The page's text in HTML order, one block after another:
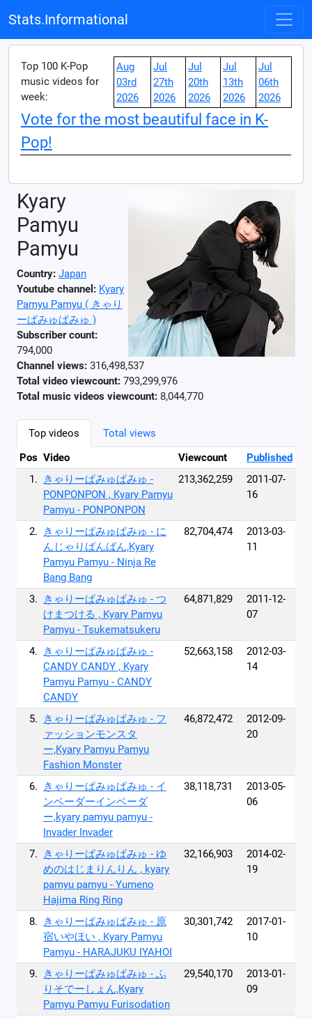
Stats.Informational
Top 100 K-Pop
music videos for
week:
Aug
03rd
2026
Jul
27th
2026
Jul
20th
2026
Jul
13th
2026
Jul
06th
2026
Vote for the most beautiful face in K-
Pop!
Kyary
Pamyu
Pamyu
Country: Japan
Youtube channel: Kyary
Pamyu Pamyu ( きゃり
ーぱみゅぱみゅ )
Subscriber count:
794,000
Channel views: 316,498,537
Total video viewcount: 793,299,976
Total music videos viewcount: 8,044,770
Top videos
Total views
Pos Video Viewcount
Published
1.
きゃりーぱみゅぱみゅ -
PONPONPON , Kyary Pamyu
Pamyu - PONPONPON
213,362,259
2011-07-
16
2.
きゃりーぱみゅぱみゅ - に
んじゃりばんばん,Kyary
Pamyu Pamyu - Ninja Re
Bang Bang
82,704,474
2013-03-
11
3.
きゃりーぱみゅぱみゅ - つ
けまつける , Kyary Pamyu
Pamyu - Tsukematsukeru
64,871,829
2011-12-
07
4.
きゃりーぱみゅぱみゅ -
CANDY CANDY , Kyary
Pamyu Pamyu - CANDY
CANDY
52,663,158
2012-03-
14
5.
きゃりーぱみゅぱみゅ - フ
ァッションモンスタ
ー,Kyary Pamyu Pamyu
Fashion Monster
46,872,472
2012-09-
20
6.
きゃりーぱみゅぱみゅ - イ
ンベーダーインベーダ
ー,kyary pamyu pamyu -
Invader Invader
38,118,731
2013-05-
06
7.
きゃりーぱみゅぱみゅ - ゆ
めのはじまりんりん , kyary
pamyu pamyu - Yumeno
Hajima Ring Ring
32,166,903
2014-02-
19
8.
きゃりーぱみゅぱみゅ - 原
宿いやほい , Kyary Pamyu
Pamyu - HARAJUKU IYAHOI
30,301,742
2017-01-
10
9.
きゃりーぱみゅぱみゅ - ふ
りそでーしょん,Kyary
Pamyu Pamyu Furisodation
29,540,170
2013-01-
09